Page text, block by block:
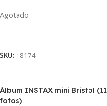
Agotado
SKU: 18174
Álbum INSTAX mini Bristol (11
fotos)